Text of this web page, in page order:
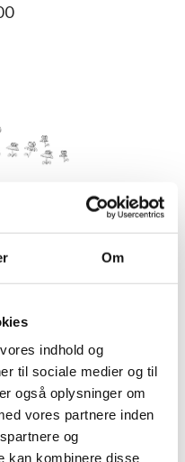
Om
indhold og
til sociale medier og til
også oplysninger om
vores partnere inden
og
kan kombinere disse
eller bedste ven under
på Villa Strand eller